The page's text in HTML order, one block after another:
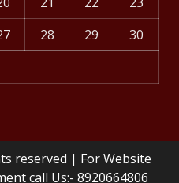
28 29
30
reserved | For Website
call Us:- 8920664806